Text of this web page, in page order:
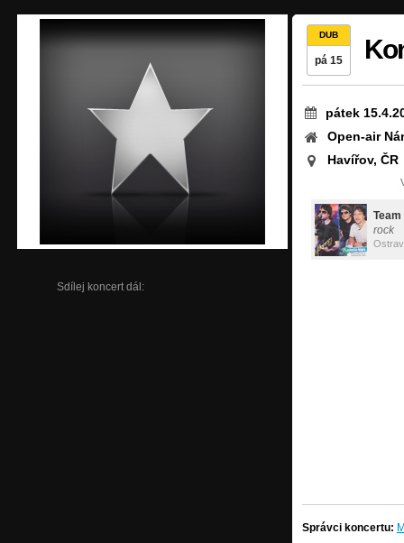
Sdílej koncert dál:
DUB
pá 15
pátek
Open-air
Havířov, ČR
rock
Správci koncertu: